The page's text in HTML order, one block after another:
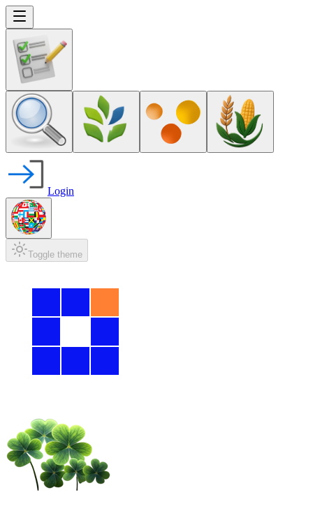
Login
Toggle theme